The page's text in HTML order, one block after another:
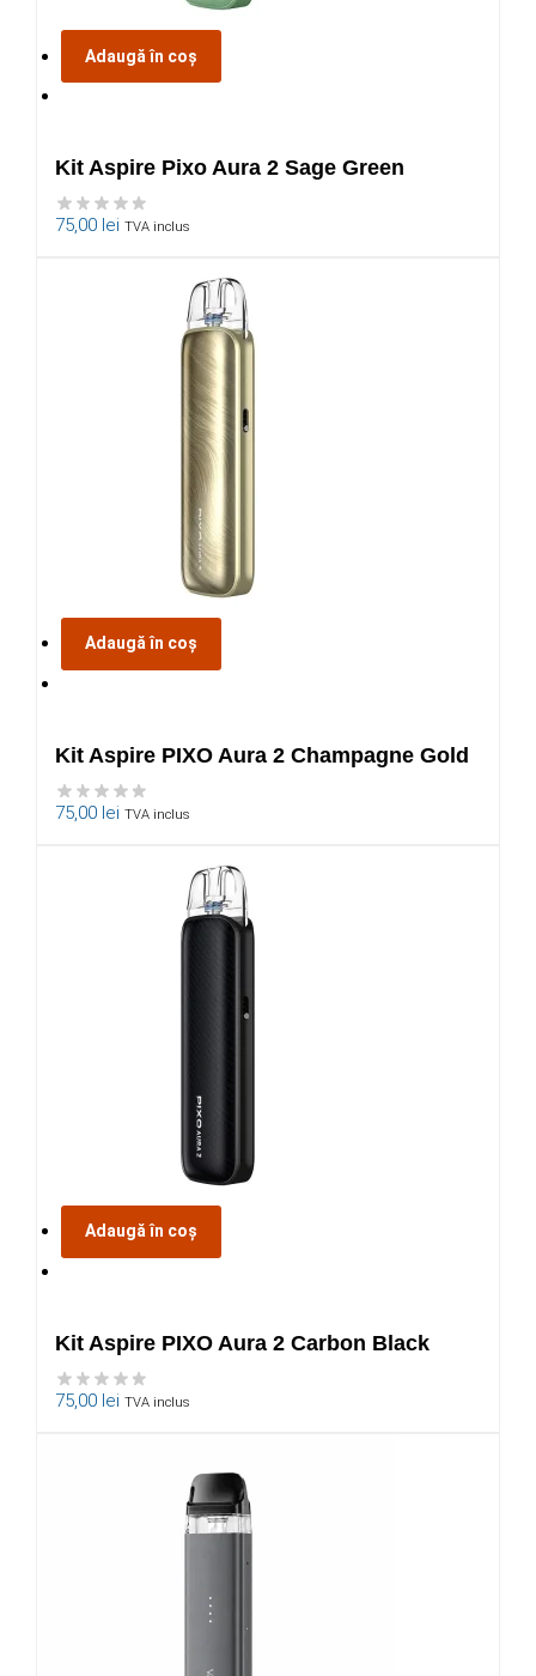
Adaugă în coș
Kit Aspire Pixo Aura 2 Sage Green
75,00 lei TVA inclus
Adaugă în coș
Kit Aspire PIXO Aura 2 Champagne Gold
75,00 lei TVA inclus
Adaugă în coș
Kit Aspire PIXO Aura 2 Carbon Black
75,00 lei TVA inclus